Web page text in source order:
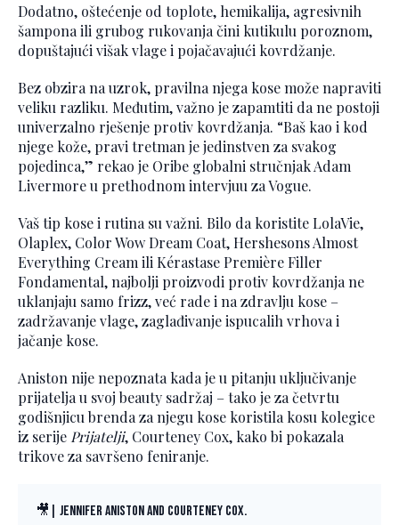
Dodatno, oštećenje od toplote, hemikalija, agresivnih
šampona ili grubog rukovanja čini kutikulu poroznom,
dopuštajući višak vlage i pojačavajući kovrdžanje.
Bez obzira na uzrok, pravilna njega kose može napraviti
veliku razliku. Međutim, važno je zapamtiti da ne postoji
univerzalno rješenje protiv kovrdžanja. “Baš kao i kod
njege kože, pravi tretman je jedinstven za svakog
pojedinca,” rekao je Oribe globalni stručnjak Adam
Livermore u prethodnom intervjuu za Vogue.
Vaš tip kose i rutina su važni. Bilo da koristite LolaVie,
Olaplex, Color Wow Dream Coat, Hershesons Almost
Everything Cream ili Kérastase Première Filler
Fondamental, najbolji proizvodi protiv kovrdžanja ne
uklanjaju samo frizz, već rade i na zdravlju kose –
zadržavanje vlage, zaglađivanje ispucalih vrhova i
jačanje kose.
Aniston nije nepoznata kada je u pitanju uključivanje
prijatelja u svoj beauty sadržaj – tako je za četvrtu
godišnjicu brenda za njegu kose koristila kosu kolegice
iz serije Prijatelji, Courteney Cox, kako bi pokazala
trikove za savršeno feniranje.
🎥| Jennifer Aniston and Courteney Cox.